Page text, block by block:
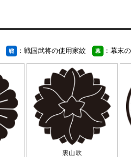
戦 ：戦国武将の使用家紋 幕 ：幕末
裏山吹